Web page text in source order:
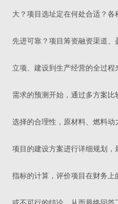
大？项目选址定在何处合适？
先进可靠？项目筹资融资渠道、
立项、建设到生产经营的全过
需求的预测开始，通过多方案
选择的合理性，原材料、燃料
项目的建设方案进行详细规划
指标的计算，评价项目在财务